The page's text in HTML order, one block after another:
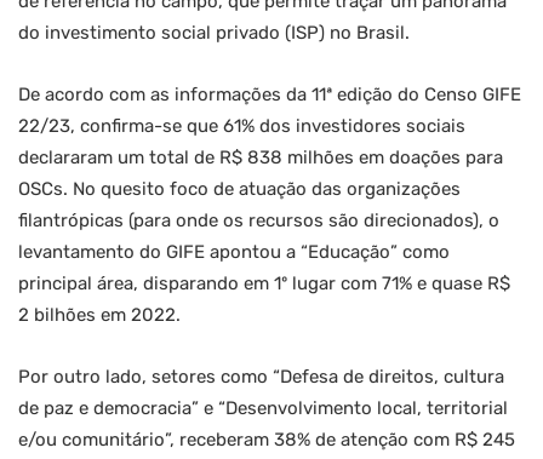
do investimento social privado (ISP) no Brasil.
De acordo com as informações da 11ª edição do Censo GIFE
22/23, confirma-se que 61% dos investidores sociais
declararam um total de R$ 838 milhões em doações para
OSCs. No quesito foco de atuação das organizações
filantrópicas (para onde os recursos são direcionados), o
levantamento do GIFE apontou a “Educação” como
principal área, disparando em 1º lugar com 71% e quase R$
2 bilhões em 2022.
Por outro lado, setores como “Defesa de direitos, cultura
de paz e democracia” e “Desenvolvimento local, territorial
e/ou comunitário”, receberam 38% de atenção com R$ 245